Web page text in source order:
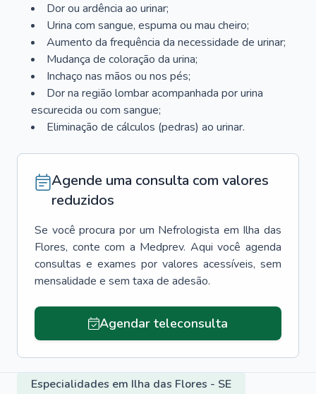
Dor ou ardência ao urinar;
Urina com sangue, espuma ou mau cheiro;
Aumento da frequência da necessidade de urinar;
Mudança de coloração da urina;
Inchaço nas mãos ou nos pés;
Dor na região lombar acompanhada por urina
escurecida ou com sangue;
Eliminação de cálculos (pedras) ao urinar.
Agende uma consulta com valores
reduzidos
Se você procura por um Nefrologista em Ilha das
Flores, conte com a Medprev. Aqui você agenda
consultas e exames por valores acessíveis, sem
mensalidade e sem taxa de adesão.
Agendar teleconsulta
Especialidades em Ilha das Flores - SE